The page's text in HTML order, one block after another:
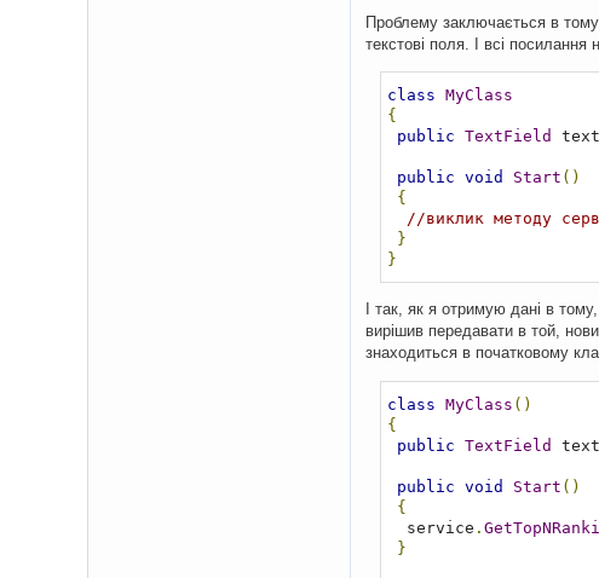
Проблему заключається в
текстові поля. І всі посилання
class MyClass
{
public TextField
public void Start ()
{
//виклик методу
}
}
І так, як я отримую дані в
вирішив передавати в той,
знаходиться в початковому
class MyClass ()
{
public TextField
public void Start ()
{
  service
.
}